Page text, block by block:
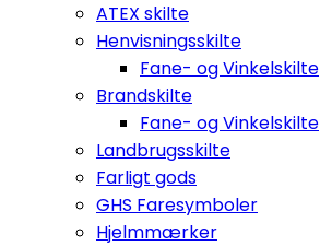
ATEX skilte
Henvisningsskilte
Fane- og Vinkelskilte
Brandskilte
Fane- og Vinkelskilte
Landbrugsskilte
Farligt gods
GHS Faresymboler
Hjelmmærker